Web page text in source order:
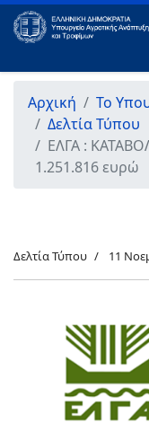
Αρχική Το
Δελτία Τύπου
ΕΛΓΑ :
1.251.816 ευρώ
Δελτία Τύπου 11